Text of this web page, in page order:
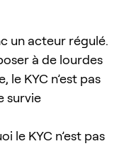
un acteur régulé.
à de lourdes
le KYC n’est pas
survie
le KYC n’est pas